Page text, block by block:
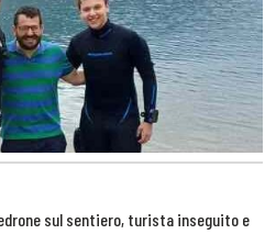
sul sentiero, turista inseguito e